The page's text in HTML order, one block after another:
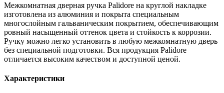
Межкомнатная дверная ручка Palidore на круглой накладке
изготовлена из алюминия и покрыта специальным
многослойным гальваническим покрытием, обеспечивающим
ровный насыщенный оттенок цвета и стойкость к коррозии.
Ручку можно легко установить в любую межкомнатную дверь
без специальной подготовки. Вся продукция Palidore
отличается высоким качеством и доступной ценой.
Характеристики